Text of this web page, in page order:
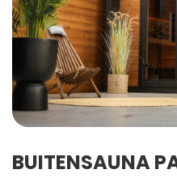
BUITENSAUNA